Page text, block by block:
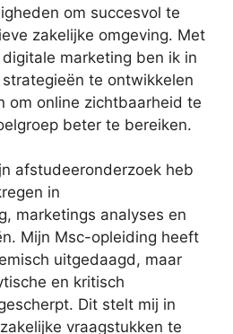
om succesvol te
zakelijke omgeving. Met
marketing ben ik in
te ontwikkelen
om online zichtbaarheid te
beter te bereiken.
afstudeeronderzoek heb
in
marketings analyses en
Mijn Msc-opleiding heeft
uitgedaagd, maar
en kritisch
Dit stelt mij in
vraagstukken te